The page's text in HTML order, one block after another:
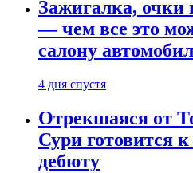
Зажигалка, очки
— чем все это
салону
4 дня спустя
Отрекшаяся от
Сури готовится
дебюту